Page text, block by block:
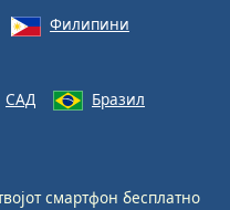
Филипини
САД
Бразил
смартфон бесплатно